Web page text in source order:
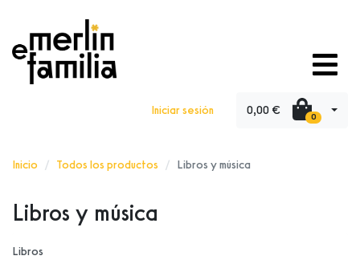
Iniciar sesión 0,00 € 0
Inicio Todos los productos Libros y música
Libros y música
Libros